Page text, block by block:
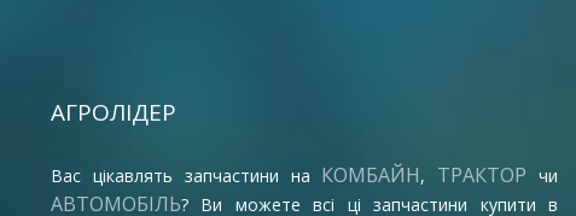
АГРОЛІДЕР
Вас цікавлять запчастини на КОМБАЙН, ТРАКТОРчи
АВТОМОБІЛЬ? Ви можете всі ці запчастини купити в